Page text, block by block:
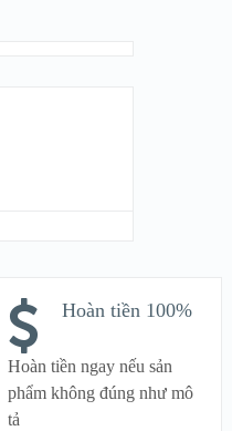
Hoàn tiền 100%
Hoàn tiền ngay nếu sản
phẩm không đúng như mô
tả